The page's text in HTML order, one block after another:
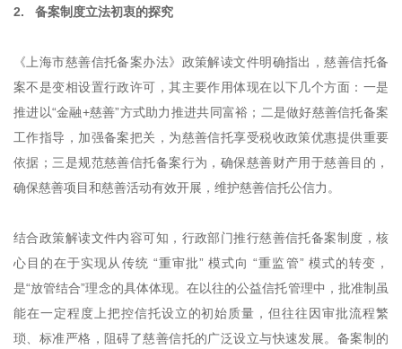
2. 备案制度立法初衷的探究
《上海市慈善信托备案办法》政策解读文件明确指出，慈善信托备
案不是变相设置行政许可，其主要作用体现在以下几个方面：一是
推进以“金融+慈善”方式助力推进共同富裕；二是做好慈善信托备案
工作指导，加强备案把关，为慈善信托享受税收政策优惠提供重要
依据；三是规范慈善信托备案行为，确保慈善财产用于慈善目的，
确保慈善项目和慈善活动有效开展，维护慈善信托公信力。
结合政策解读文件内容可知，行政部门推行慈善信托备案制度，核
心目的在于实现从传统 “重审批” 模式向 “重监管” 模式的转变，
是“放管结合”理念的具体体现。在以往的公益信托管理中，批准制虽
能在一定程度上把控信托设立的初始质量，但往往因审批流程繁
琐、标准严格，阻碍了慈善信托的广泛设立与快速发展。备案制的